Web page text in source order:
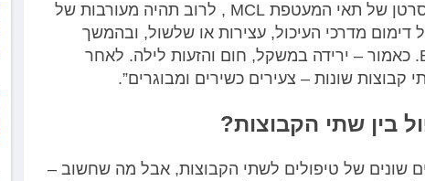
רגישות. במקרה של סרטן של תאי המעטפת MCL , לרוב תהיה מעורבות של
דימום מדרכי העיכול, עצירות או שלשול, ובהמשך
יכולים להגיע סימני B. כאמור – ירידה במשקל, חום והזעות לילה. לאחר
שונות – צעירים כשירים ומבוגרים”.
בין שתי הקבוצות?
שונים של טיפולים לשתי הקבוצות, אבל מה שחשוב –